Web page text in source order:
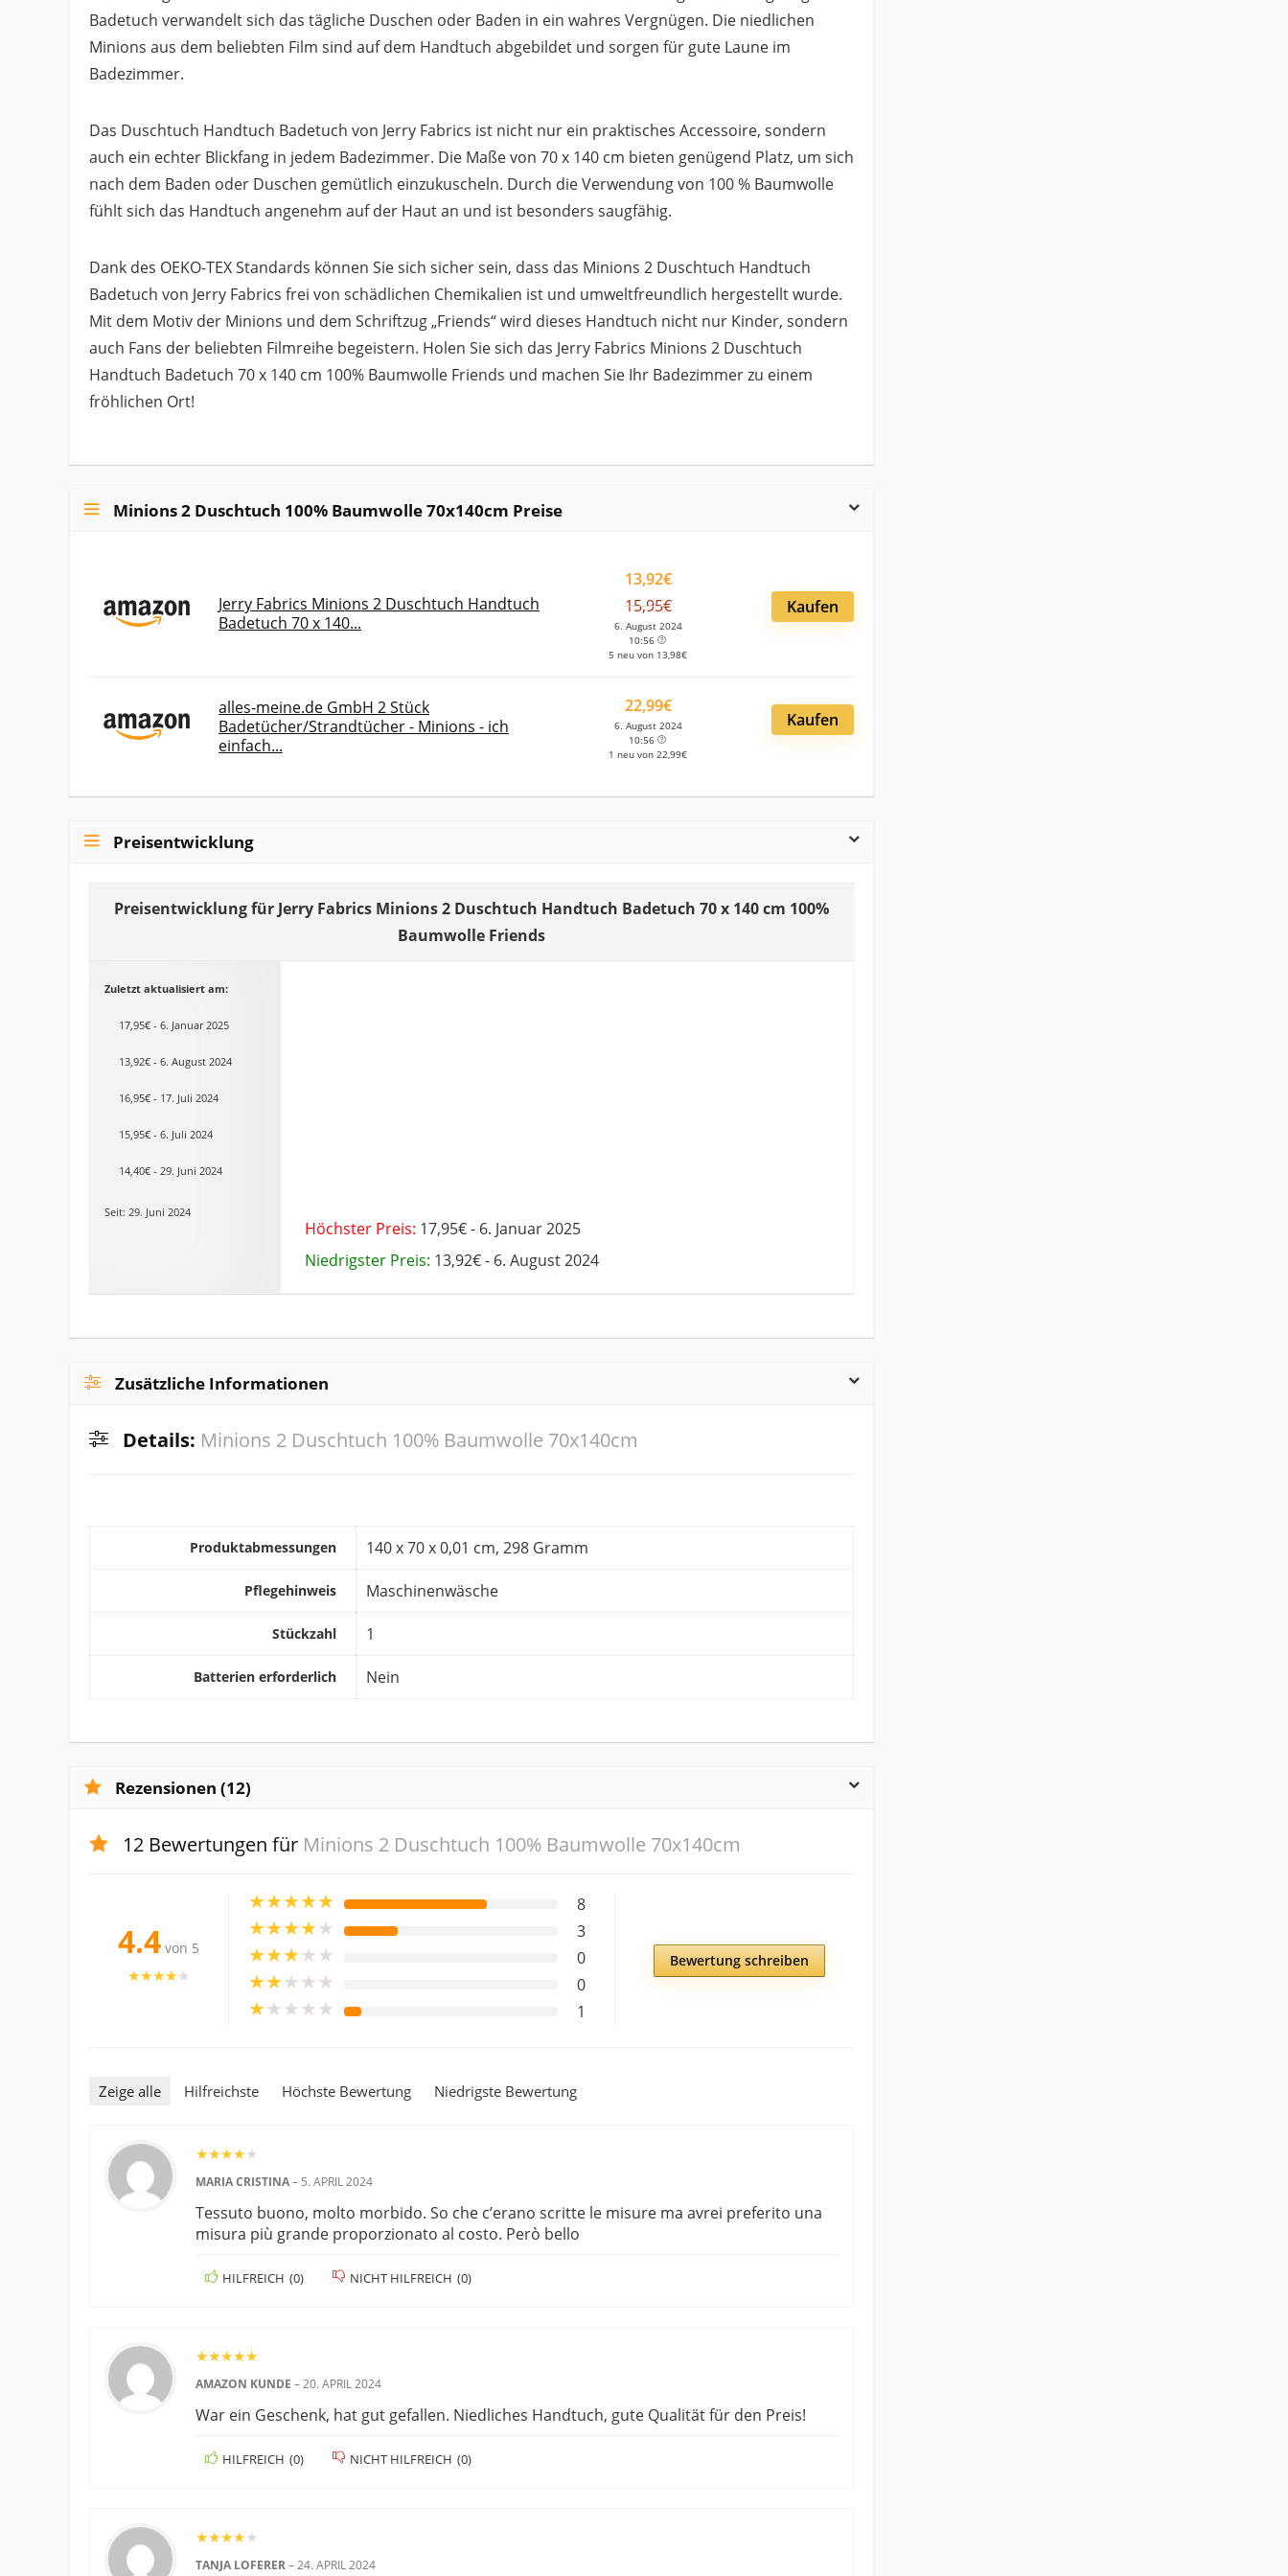
Badetuch verwandelt sich das tägliche Duschen oder Baden in ein wahres Vergnügen. Die niedlichen
Minions aus dem beliebten Film sind auf dem Handtuch abgebildet und sorgen für gute Laune im
Badezimmer.
Das Duschtuch Handtuch Badetuch von Jerry Fabrics ist nicht nur ein praktisches Accessoire, sondern
auch ein echter Blickfang in jedem Badezimmer. Die Maße von 70 x 140 cm bieten genügend Platz, um sich
nach dem Baden oder Duschen gemütlich einzukuscheln. Durch die Verwendung von 100 % Baumwolle
fühlt sich das Handtuch angenehm auf der Haut an und ist besonders saugfähig.
Dank des OEKO-TEX Standards können Sie sich sicher sein, dass das Minions 2 Duschtuch Handtuch
Badetuch von Jerry Fabrics frei von schädlichen Chemikalien ist und umweltfreundlich hergestellt wurde.
Mit dem Motiv der Minions und dem Schriftzug „Friends“ wird dieses Handtuch nicht nur Kinder, sondern
auch Fans der beliebten Filmreihe begeistern. Holen Sie sich das Jerry Fabrics Minions 2 Duschtuch
Handtuch Badetuch 70 x 140 cm 100% Baumwolle Friends und machen Sie Ihr Badezimmer zu einem
fröhlichen Ort!
Minions 2 Duschtuch 100% Baumwolle 70x140cm Preise
Jerry Fabrics Minions 2 Duschtuch Handtuch
Badetuch 70 x 140...
13,92€
15,95€
6. August 2024
10:56
5 neu von 13,98€
Kaufen
alles-meine.de GmbH 2 Stück
Badetücher/Strandtücher - Minions - ich
einfach...
22,99€
6. August 2024
10:56
1 neu von 22,99€
Kaufen
Preisentwicklung
Preisentwicklung für Jerry Fabrics Minions 2 Duschtuch Handtuch Badetuch 70 x 140 cm 100%
Baumwolle Friends
Zuletzt aktualisiert am:
17,95€ - 6. Januar 2025
13,92€ - 6. August 2024
16,95€ - 17. Juli 2024
15,95€ - 6. Juli 2024
14,40€ - 29. Juni 2024
Seit: 29. Juni 2024
Höchster Preis: 17,95€ - 6. Januar 2025
Niedrigster Preis: 13,92€ - 6. August 2024
Zusätzliche Informationen
Details: Minions 2 Duschtuch 100% Baumwolle 70x140cm
Produktabmessungen ‎140 x 70 x 0,01 cm, 298 Gramm
Pflegehinweis ‎Maschinenwäsche
Stückzahl ‎1
Batterien erforderlich ‎Nein
Rezensionen (12)
12 Bewertungen für Minions 2 Duschtuch 100% Baumwolle 70x140cm
4.4 von 5
★★★★★
★★★★★ 8
★★★★★ 3
★★★★★ 0
★★★★★ 0
★★★★★ 1
Bewertung schreiben
Zeige alle Hilfreichste Höchste Bewertung Niedrigste Bewertung
★★★★★
MARIA CRISTINA– 5. APRIL 2024
Tessuto buono, molto morbido. So che c’erano scritte le misure ma avrei preferito una
misura più grande proporzionato al costo. Però bello
HILFREICH (0) NICHT HILFREICH (0)
★★★★★
AMAZON KUNDE –20. APRIL 2024
War ein Geschenk, hat gut gefallen. Niedliches Handtuch, gute Qualität für den Preis!
HILFREICH (0) NICHT HILFREICH (0)
★★★★★
TANJA LOFERER–24. APRIL 2024